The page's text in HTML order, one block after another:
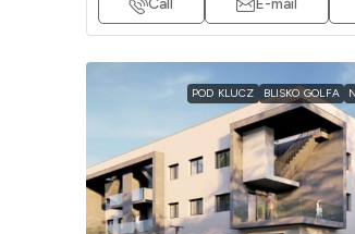
Call E-mail
POD KLUCZ BLISKO GOLFA